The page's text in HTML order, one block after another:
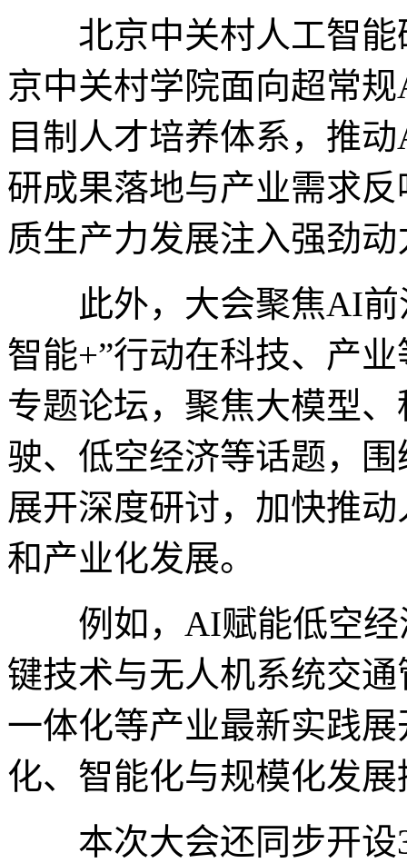
北京中关村人工智能
京中关村学院面向超常
目制人才培养体系，推
研成果落地与产业需求
质生产力发展注入强劲动
此外，大会聚焦AI前
智能+”行动在科技、产
专题论坛，聚焦大模型
驶、低空经济等话题，
展开深度研讨，加快推
和产业化发展。
例如，AI赋能低空经
键技术与无人机系统交
一体化等产业最新实践
化、智能化与规模化发
本次大会还同步开设